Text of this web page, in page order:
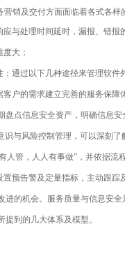
销及交付方面面临着各式各样
处理时间延时，漏报、错报
大；
过以下几种途径来管理软件
的需求建立完善的服务保障
点信息安全资产，明确信息安
风险控制管理，可以深刻了
，人人有事做”，并依据流
告警及定量指标，主动跟踪
的机会。服务质量与信息安
到的几大体系及模型。